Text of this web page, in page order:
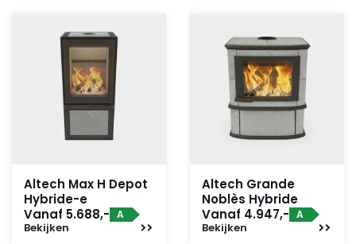
Altech Max H Depot
Hybride-e
Vanaf 5.688,- A
Bekijken
Altech Grande
Noblès Hybride
Vanaf 4.947,- A
Bekijken